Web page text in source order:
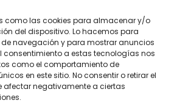
como las cookies para almacenar y/o
del dispositivo. Lo hacemos para
navegación y para mostrar anuncios
consentimiento a estas tecnologías nos
como el comportamiento de
en este sitio. No consentir o retirar el
afectar negativamente a ciertas
177